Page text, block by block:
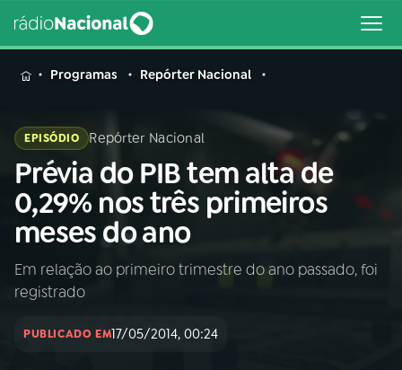
MENU
Buscar
na
Rádio
Nacional
Buscar
AO VIVO
INÍCIO
Programas Repórter Nacional
EPISÓDIO Repórter Nacional
Prévia do PIB tem alta de
0,29% nos três primeiros
meses do ano
Em relação ao primeiro trimestre do ano passado, foi
registrado
PUBLICADO EM17/05/2014, 00:24